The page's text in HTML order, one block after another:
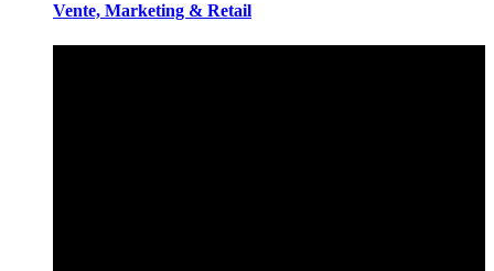
Vente, Marketing & Retail